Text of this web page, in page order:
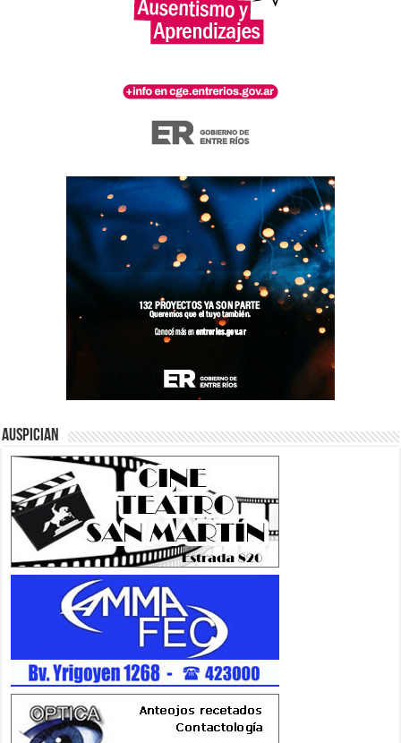
Auspician